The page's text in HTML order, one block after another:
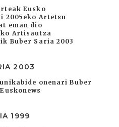
Eusko
2005eko Artetsu
eman dio
Artisautza
Buber Saria 2003
2003
onenari Buber
1999